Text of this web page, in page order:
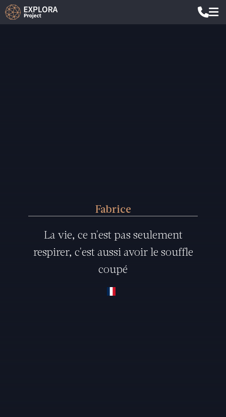
Fabrice
La vie, ce n'est pas seulement
respirer, c'est aussi avoir le souffle
coupé